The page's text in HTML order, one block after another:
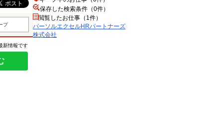
プ
新情報です
保存した検索条件（0件）
閲覧したお仕事（1件）
パーソルエクセルHRパートナーズ
株式会社